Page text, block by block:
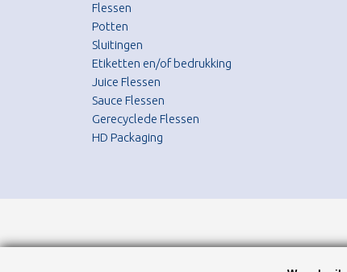
Flessen
Potten
Sluitingen
Etiketten en/of bedrukking
Juice Flessen
Sauce Flessen
Gerecyclede Flessen
HD Packaging